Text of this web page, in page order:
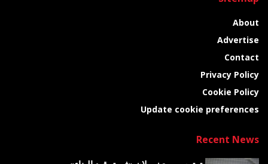
About
Advertise
Contact
Privacy Policy
Cookie Policy
Update cookie preferences
Recent News